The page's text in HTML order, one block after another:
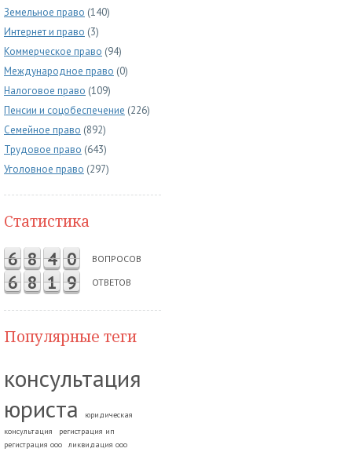
Земельное право (140)
Интернет и право (3)
Коммерческое право (94)
Международное право (0)
Налоговое право (109)
Пенсии и соцобеспечение (226)
Семейное право (892)
Трудовое право (643)
Уголовное право (297)
Статистика
6 8 4 0 ВОПРОСОВ
6 8 1 9 ОТВЕТОВ
Популярные теги
консультация
юриста
юридическая
консультация
регистрация ип
регистрация ооо
ликвидация ооо